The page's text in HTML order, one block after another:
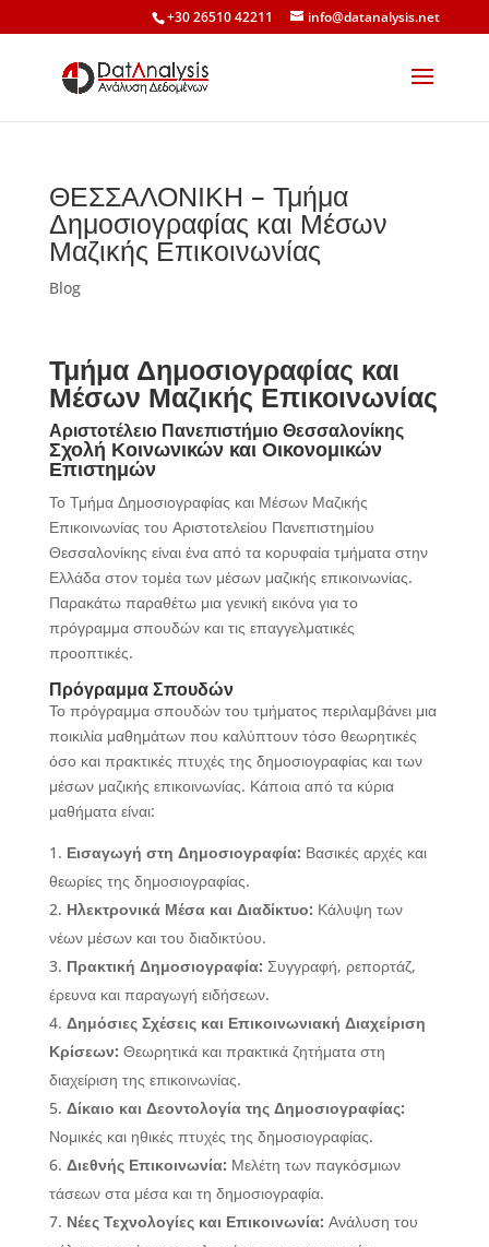
+30 26510 42211 info@datanalysis.net
ΘΕΣΣΑΛΟΝΙΚΗ – Τμήμα
Δημοσιογραφίας και Μέσων
Μαζικής Επικοινωνίας
Blog
Τμήμα Δημοσιογραφίας και
Μέσων Μαζικής Επικοινωνίας
Αριστοτέλειο Πανεπιστήμιο Θεσσαλονίκης
Σχολή Κοινωνικών και Οικονομικών
Επιστημών
Το Τμήμα Δημοσιογραφίας και Μέσων Μαζικής
Επικοινωνίας του Αριστοτελείου Πανεπιστημίου
Θεσσαλονίκης είναι ένα από τα κορυφαία τμήματα στην
Ελλάδα στον τομέα των μέσων μαζικής επικοινωνίας.
Παρακάτω παραθέτω μια γενική εικόνα για το
πρόγραμμα σπουδών και τις επαγγελματικές
προοπτικές.
Πρόγραμμα Σπουδών
Το πρόγραμμα σπουδών του τμήματος περιλαμβάνει μια
ποικιλία μαθημάτων που καλύπτουν τόσο θεωρητικές
όσο και πρακτικές πτυχές της δημοσιογραφίας και των
μέσων μαζικής επικοινωνίας. Κάποια από τα κύρια
μαθήματα είναι:
Εισαγωγή στη Δημοσιογραφία: Βασικές αρχές και
θεωρίες της δημοσιογραφίας.
Ηλεκτρονικά Μέσα και Διαδίκτυο: Κάλυψη των
νέων μέσων και του διαδικτύου.
Πρακτική Δημοσιογραφία: Συγγραφή, ρεπορτάζ,
έρευνα και παραγωγή ειδήσεων.
Δημόσιες Σχέσεις και Επικοινωνιακή Διαχείριση
Κρίσεων: Θεωρητικά και πρακτικά ζητήματα στη
διαχείριση της επικοινωνίας.
Δίκαιο και Δεοντολογία της Δημοσιογραφίας:
Νομικές και ηθικές πτυχές της δημοσιογραφίας.
Διεθνής Επικοινωνία: Μελέτη των παγκόσμιων
τάσεων στα μέσα και τη δημοσιογραφία.
Νέες Τεχνολογίες και Επικοινωνία: Ανάλυση του